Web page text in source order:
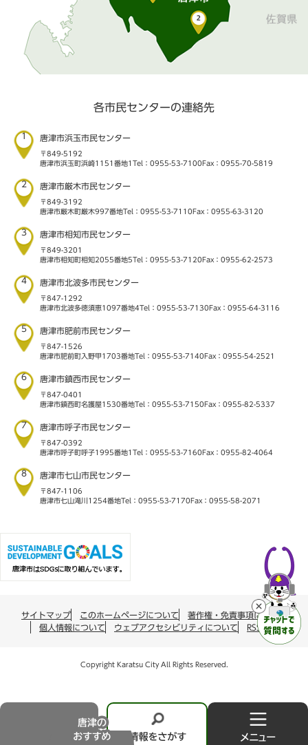
情
各市民センターの連絡先
1 唐津市浜玉市民センター
〒849-5192
唐津市浜玉町浜崎1151番地1 Tel：0955-53-7100 Fax：0955-70-5819
2 唐津市厳木市民センター
〒849-3192
唐津市厳木町厳木997番地Tel：0955-53-7110 Fax：0955-63-3120
3 唐津市相知市民センター
〒849-3201
唐津市相知町相知2055番地5Tel：0955-53-7120 Fax：0955-62-2573
4 唐津市北波多市民センター
〒847-1292
唐津市北波多徳須恵1097番地4Tel：0955-53-7130 Fax：0955-64-3116
5 唐津市肥前市民センター
〒847-1526
唐津市肥前町入野甲1703番地Tel：0955-53-7140 Fax：0955-54-2521
6 唐津市鎮西市民センター
〒847-0401
唐津市鎮西町名護屋1530番地Tel：0955-53-7150 Fax：0955-82-5337
7 唐津市呼子市民センター
〒847-0392
唐津市呼子町呼子1995番地1 Tel：0955-53-7160 Fax：0955-82-4064
8 唐津市七山市民センター
〒847-1106
唐津市七山滝川1254番地Tel：0955-53-7170 Fax：0955-58-2071
サイトマップ このホームページについて
著作権・免責事項について
個人情報について
ウェブアクセシビリティについて RSS配信
Copyright Karatsu City All Rights Reserved.